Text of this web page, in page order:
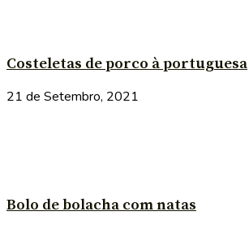
Costeletas de porco à portuguesa
21 de Setembro, 2021
Bolo de bolacha com natas